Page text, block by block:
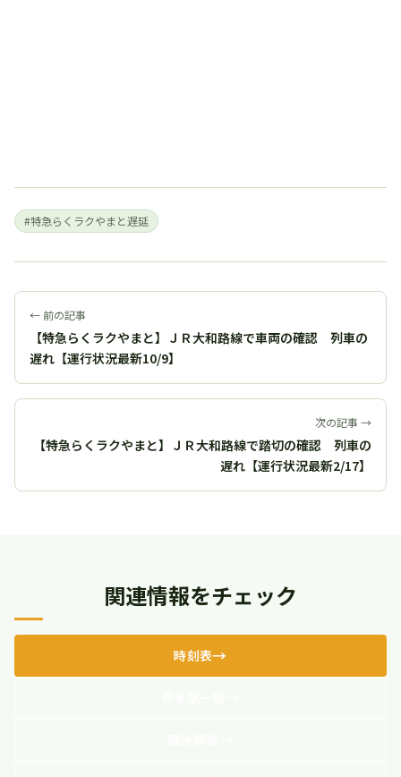
#特急らくラクやまと遅延
← 前の記事
【特急らくラクやまと】ＪＲ大和路線で車両の確認 列車の
遅れ【運行状況最新10/9】
次の記事 →
【特急らくラクやまと】ＪＲ大和路線で踏切の確認 列車の
遅れ【運行状況最新2/17】
関連情報をチェック
時刻表